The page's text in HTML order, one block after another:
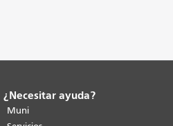
Fin del contenido de la página.
de esta página se repite en todas las
¿Necesitar ayuda?
Muni